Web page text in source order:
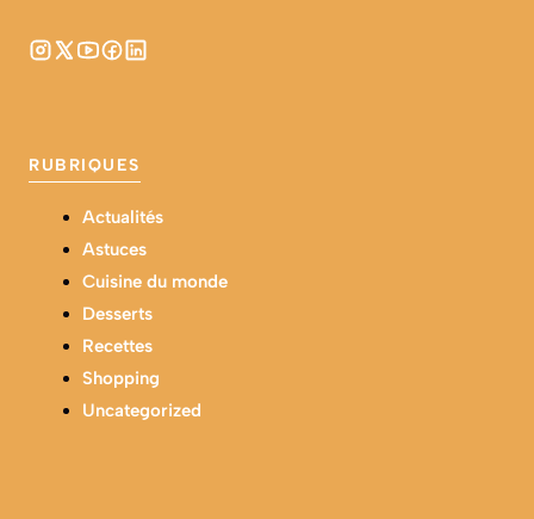
RUBRIQUES
Actualités
Astuces
Cuisine du monde
Desserts
Recettes
Shopping
Uncategorized